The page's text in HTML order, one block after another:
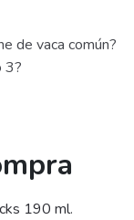
de vaca común?
3?
190 ml.